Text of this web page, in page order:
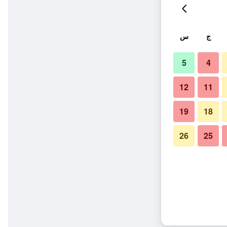
ج س
4
5
11
12
18
19
25
26